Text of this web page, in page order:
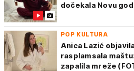
dočekala Novu
POP KULTURA
Anica Lazić
rasplamsala
zapalila mreže